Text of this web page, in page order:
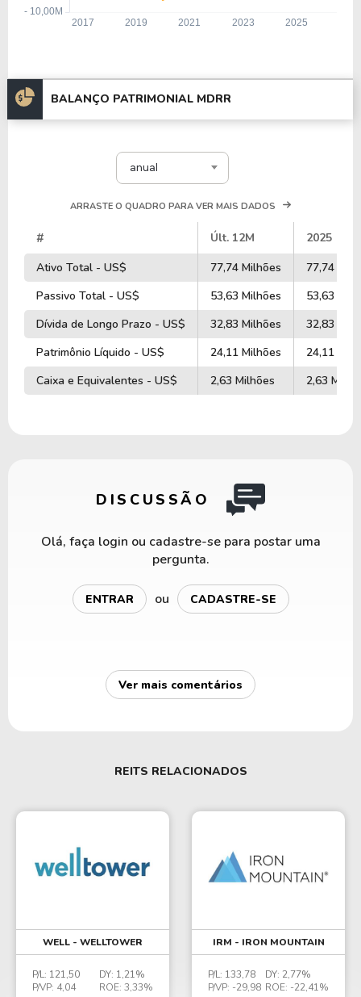
BALANÇO PATRIMONIAL MDRR
anual
ARRASTE O QUADRO PARA VER MAIS DADOS
# Últ. 12M
2025
Ativo Total - US$
77,74 Milhões
77,74
Passivo Total - US$
53,63 Milhões
53,63
Dívida de Longo Prazo - US$
32,83 Milhões
32,83
Patrimônio Líquido - US$
24,11 Milhões
24,11
Caixa e Equivalentes - US$
2,63 Milhões 2,63
DISCUSSÃO
Olá, faça login ou cadastre-se para postar uma
pergunta.
ENTRAR ou CADASTRE-SE
Ver mais comentários
REITS RELACIONADOS
WELL - WELLTOWER
P/L: 121,50
P/VP: 4,04
DY: 1,21%
ROE: 3,33%
IRM - IRON MOUNTAIN
P/L: 133,78
P/VP: -29,98
DY: 2,77%
ROE: -22,41%